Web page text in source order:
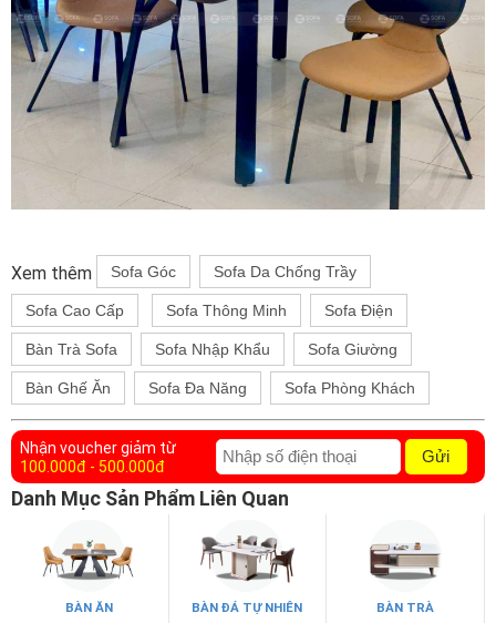
Xem thêm Sofa Góc Sofa Da Chống Trầy
Sofa Cao Cấp Sofa Thông Minh Sofa Điện
Bàn Trà Sofa Sofa Nhập Khẩu Sofa Giường
Bàn Ghế Ăn Sofa Đa Năng Sofa Phòng Khách
Nhận voucher giảm từ
100.000đ - 500.000đ
Gửi
Danh Mục Sản Phẩm Liên Quan
BÀN ĂN BÀN ĐÁ TỰ NHIÊN BÀN TRÀ